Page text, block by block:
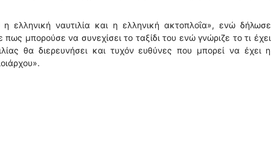
ναυτιλία και η ελληνική ακτοπλοΐα», ενώ δήλωσε
μπορούσε να συνεχίσει το ταξίδι του ενώ γνώριζε το τι έχει
θα διερευνήσει και τυχόν ευθύνες που μπορεί να έχει η